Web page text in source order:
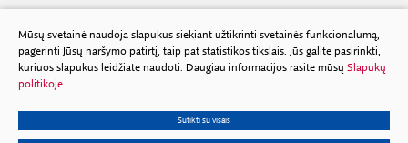
Mūsų svetainė naudoja slapukus siekiant užtikrinti svetainės funkcionalumą,
pagerinti Jūsų naršymo patirtį, taip pat statistikos tikslais. Jūs galite pasirinkti,
kuriuos slapukus leidžiate naudoti. Daugiau informacijos rasite mūsų Slapukų
politikoje.
Sutikti su visais